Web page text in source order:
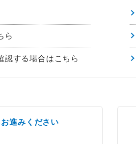
ら
認する場合はこちら
進みください